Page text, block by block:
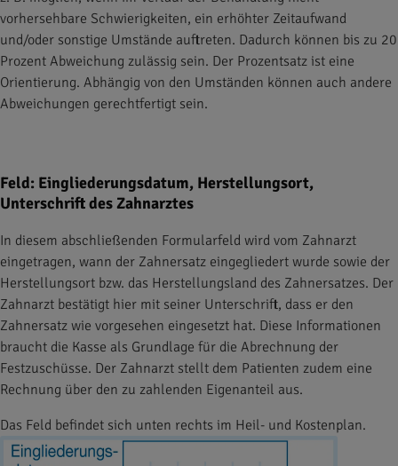
vorhersehbare Schwierigkeiten, ein erhöhter Zeitaufwand
und/oder sonstige Umstände auftreten. Dadurch können bis zu 20
Prozent Abweichung zulässig sein. Der Prozentsatz ist eine
Orientierung. Abhängig von den Umständen können auch andere
Abweichungen gerechtfertigt sein.
Feld: Eingliederungsdatum, Herstellungsort,
Unterschrift des Zahnarztes
In diesem abschließenden Formularfeld wird vom Zahnarzt
eingetragen, wann der Zahnersatz eingegliedert wurde sowie der
Herstellungsort bzw. das Herstellungsland des Zahnersatzes. Der
Zahnarzt bestätigt hier mit seiner Unterschrift, dass er den
Zahnersatz wie vorgesehen eingesetzt hat. Diese Informationen
braucht die Kasse als Grundlage für die Abrechnung der
Festzuschüsse. Der Zahnarzt stellt dem Patienten zudem eine
Rechnung über den zu zahlenden Eigenanteil aus.
Das Feld befindet sich unten rechts im Heil- und Kostenplan.